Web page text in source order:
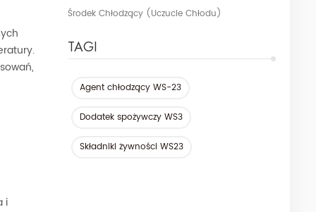
Środek Chłodzący (uczucie Chłodu)
TAGI
Agent chłodzący WS-23
Dodatek spożywczy WS3
Składniki żywności WS23
i